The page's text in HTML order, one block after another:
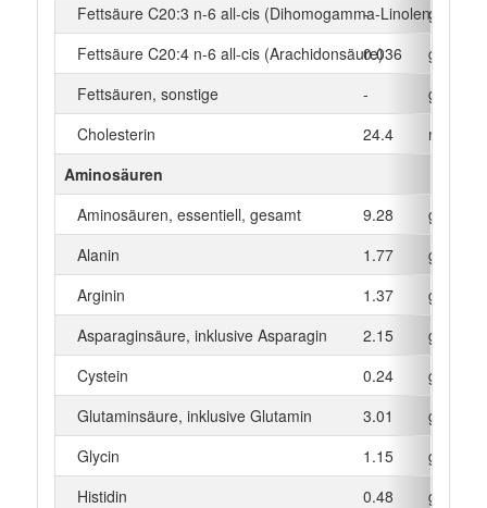
Fettsäure C20:3 n-6 all-cis (Dihomogamma-Linolensäure)
-
g
Fettsäure C20:4 n-6 all-cis (Arachidonsäure)0.036
g
Fettsäuren, sonstige
-
g
Cholesterin
24.4
mg
Aminosäuren
Aminosäuren, essentiell, gesamt
9.28
g
Alanin
1.77
g
Arginin
1.37
g
Asparaginsäure, inklusive Asparagin
2.15
g
Cystein
0.24
g
Glutaminsäure, inklusive Glutamin
3.01
g
Glycin
1.15
g
Histidin
0.48
g